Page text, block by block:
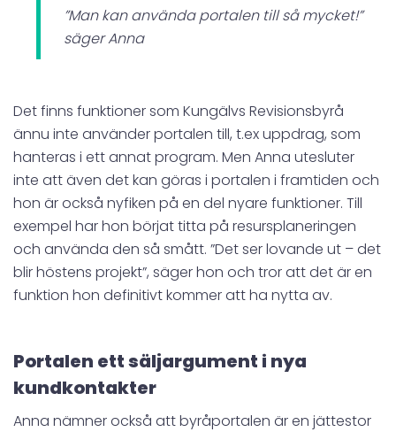
”Man kan använda portalen till så mycket!”
säger Anna
Det finns funktioner som Kungälvs Revisionsbyrå
ännu inte använder portalen till, t.ex uppdrag, som
hanteras i ett annat program. Men Anna utesluter
inte att även det kan göras i portalen i framtiden och
hon är också nyfiken på en del nyare funktioner. Till
exempel har hon börjat titta på resursplaneringen
och använda den så smått. ”Det ser lovande ut – det
blir höstens projekt”, säger hon och tror att det är en
funktion hon definitivt kommer att ha nytta av.
Portalen ett säljargument i nya
kundkontakter
Anna nämner också att byråportalen är en jättestor